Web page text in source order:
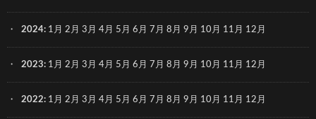
2024: 1月 2月 3月 4月 5月 6月 7月 8月 9月 10月 11月 12月
2023: 1月 2月 3月 4月 5月 6月 7月 8月 9月 10月 11月 12月
2022: 1月 2月 3月 4月 5月 6月 7月 8月 9月 10月 11月 12月